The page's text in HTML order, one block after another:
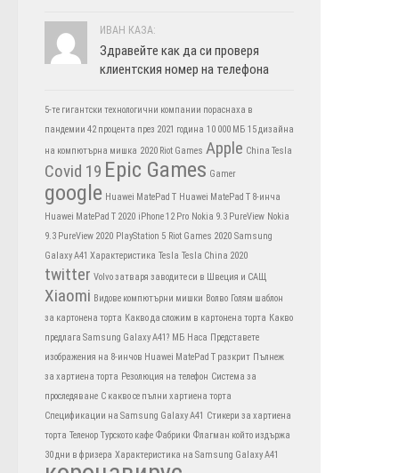
ИВАН КАЗА:
Здравейте как да си проверя
клиентския номер на телефона
5-те гигантски технологични компании пораснаха в
пандемии 42 процента през 2021 година 10 000 МБ 15 дизайна
на компютърна мишка 2020 Riot Games Apple China Tesla
Covid 19 Epic Games Gamer
google Huawei MatePad T Huawei MatePad T 8-инча
Huawei MatePad T 2020 iPhone 12 Pro Nokia 9.3 PureView Nokia
9.3 PureView 2020 PlayStation 5 Riot Games 2020 Samsung
Galaxy A41 Характеристика Tesla Tesla China 2020
twitter Volvo затваря заводите си в Швеция и САЩ
Xiaomi Видове компютърни мишки Волво Голям шаблон
за картонена торта Какво да сложим в картонена торта Какво
предлага Samsung Galaxy A41? МБ Наса Представете
изображения на 8-инчов Huawei MatePad T разкрит Пълнеж
за хартиена торта Резолюция на телефон Система за
проследяване С какво се пълни хартиена торта
Спецификации на Samsung Galaxy A41 Стикери за хартиена
торта Теленор Турското кафе Фабрики Флагман който издържа
30 дни в фризера Характеристика на Samsung Galaxy A41